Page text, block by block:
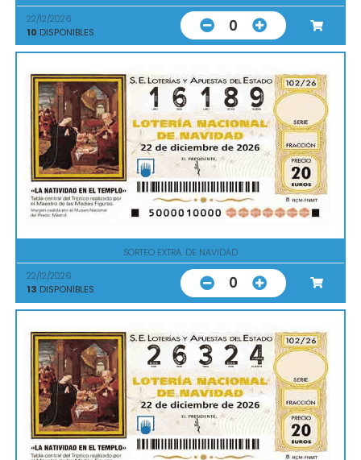
22/12/2026
10 DISPONIBLES 0
SORTEO EXTRA. DE NAVIDAD
22/12/2026
13 DISPONIBLES 0